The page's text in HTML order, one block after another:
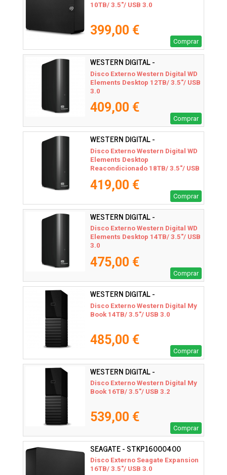
10TB/ 3.5"/ USB 3.0
399,00 €
Comprar
WESTERN DIGITAL -
WDBWLG0120HBK-EESN
Disco Externo Western Digital WD
Elements Desktop 12TB/ 3.5"/ USB
3.0
409,00 €
Comprar
WESTERN DIGITAL -
Disco Externo Western Digital WD
Elements Desktop
Reacondicionado 18TB/ 3.5"/ USB
419,00 €
Comprar
WESTERN DIGITAL -
WDBWLG0140HBK-EESN
Disco Externo Western Digital WD
Elements Desktop 14TB/ 3.5"/ USB
3.0
475,00 €
Comprar
WESTERN DIGITAL -
WDBBGB0140HBK-EESN
Disco Externo Western Digital My
Book 14TB/ 3.5"/ USB 3.0
485,00 €
Comprar
WESTERN DIGITAL -
WDBBGB0160HBK-EESN
Disco Externo Western Digital My
Book 16TB/ 3.5"/ USB 3.2
539,00 €
Comprar
SEAGATE - STKP16000400
Disco Externo Seagate Expansion
16TB/ 3.5"/ USB 3.0